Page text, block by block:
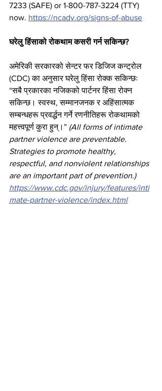
7233 (SAFE) or 1-800-787-3224 (TTY)
now. https://ncadv.org/signs-of-abuse
घरेलु हिंसाको रोकथाम कसरी गर्न सकिन्छ?
अमेरिकी सरकारको सेन्टर फर डिजिज कन्ट्रोल
(CDC) का अनुसार घरेलु हिंसा रोक्क सकिन्छः
“सबै प्रकारका नजिकको पार्टनर हिंसा रोक्न
सकिन्छ। स्वस्थ, सम्मानजनक र अहिंसात्मक
सम्बन्धहरू प्रवर्द्धन गर्ने रणनीतिहरू रोकथामको
महत्त्वपूर्ण कुरा हुन्।” (All forms of intimate
partner violence are preventable.
Strategies to promote healthy,
respectful, and nonviolent relationships
are an important part of prevention.)
https://www.cdc.gov/injury/features/inti
mate-partner-violence/index.html